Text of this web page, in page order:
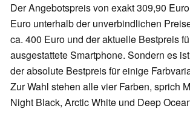
Der Angebotspreis von exakt 309,90
Euro unterhalb der unverbindlichen
ca. 400 Euro und der aktuelle Bestpreis
ausgestattete Smartphone. Sondern es
der absolute Bestpreis für einige
Zur Wahl stehen alle vier Farben, sprich
Night Black, Arctic White und Deep